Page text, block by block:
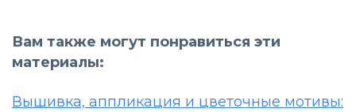
Вам также могут понравиться эти
материалы:
Вышивка, аппликация и цветочные мотивы: